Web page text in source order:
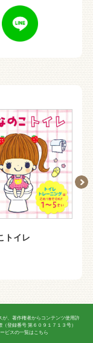
トイレ
が、著作権者からコンテンツ使用許
登録番号 第６０９１７１３号）
ビスの一覧はこちら